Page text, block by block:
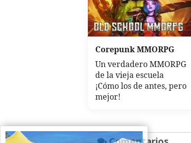
Corepunk MMORPG
Un verdadero MMORPG
de la vieja escuela
¡Cómo los de antes, pero
mejor!